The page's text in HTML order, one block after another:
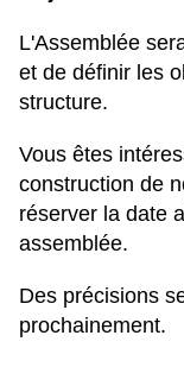
L'Assemblée
et de définir les
structure.
Vous êtes
construction de
réserver la date
assemblée.
Des précisions
prochainement.